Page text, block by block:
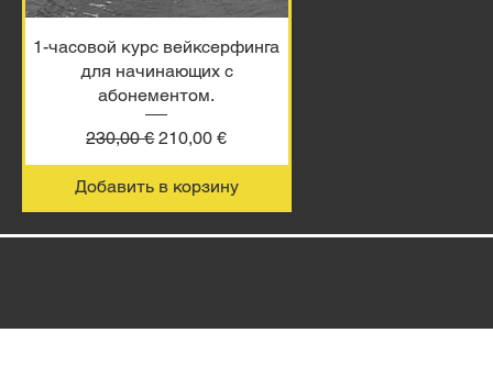
1-часовой курс вейксерфинга
для начинающих с
абонементом.
Обычная цена
230,00 €Цена со скидкой
210,00 €
Добавить в корзину